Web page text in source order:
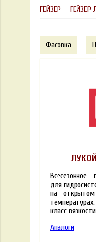
ГЕЙЗЕР ГЕЙЗЕР
Фасовка
Всесезонное
для
на
класс
Аналоги